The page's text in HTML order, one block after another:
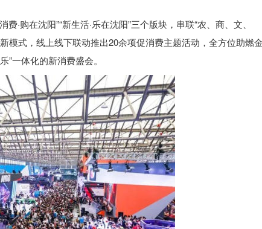
费·购在沈阳”“新生活·乐在沈阳”三个版块，串联“农、商、文、
模式，线上线下联动推出20余项促消费主题活动，全方位助燃
”一体化的新消费盛会。